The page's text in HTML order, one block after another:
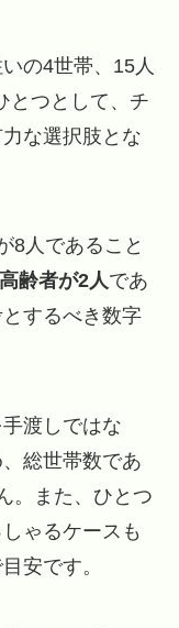
の4世帯、15人
とつとして、チ
な選択肢とな
8人であること
齢者が2人であ
するべき数字
渡しではな
総世帯数であ
。また、ひとつ
ゃるケースも
安です。